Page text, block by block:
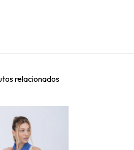
relacionados